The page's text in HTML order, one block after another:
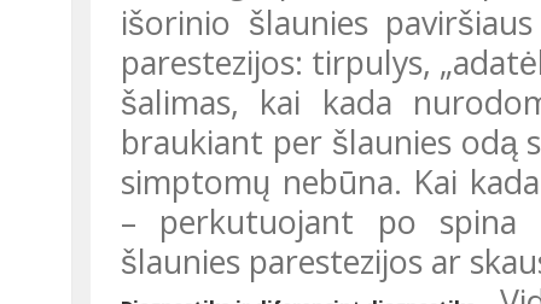
išorinio šlaunies
parestezijos: tirpulys,
šalimas, kai kada
braukiant per šlaunies odą
simptomų nebūna. Kai
– perkutuojant po spina
šlaunies parestezijos ar